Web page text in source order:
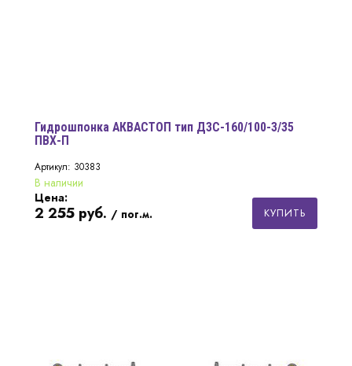
Гидрошпонка АКВАСТОП тип ДЗС-160/100-3/35
ПВХ-П
Артикул: 30383
В наличии
Цена:
2 255 руб. / пог.м. КУПИТЬ